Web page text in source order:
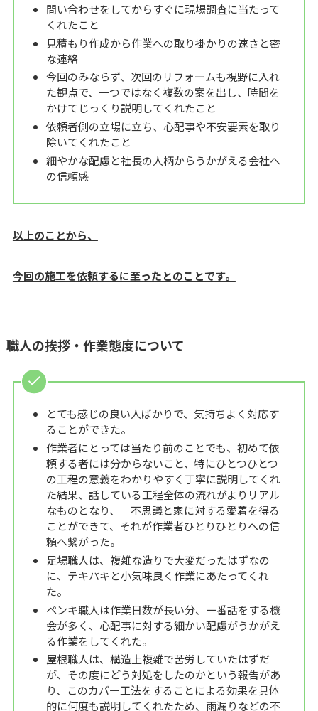
問い合わせをしてからすぐに現場調査に当たって
くれたこと
見積もり作成から作業への取り掛かりの速さと密
な連絡
今回のみならず、次回のリフォームも視野に入れ
た観点で、一つではなく複数の案を出し、時間を
かけてじっくり説明してくれたこと
依頼者側の立場に立ち、心配事や不安要素を取り
除いてくれたこと
細やかな配慮と社長の人柄からうかがえる会社へ
の信頼感
以上のことから、
今回の施工を依頼するに至ったとのことです。
職人の挨拶・作業態度について
とても感じの良い人ばかりで、気持ちよく対応す
ることができた。
作業者にとっては当たり前のことでも、初めて依
頼する者には分からないこと、特にひとつひとつ
の工程の意義をわかりやすく丁寧に説明してくれ
た結果、話している工程全体の流れがよりリアル
なものとなり、 不思議と家に対する愛着を得る
ことができて、それが作業者ひとりひとりへの信
頼へ繋がった。
足場職人は、複雑な造りで大変だったはずなの
に、テキパキと小気味良く作業にあたってくれ
た。
ペンキ職人は作業日数が長い分、一番話をする機
会が多く、心配事に対する細かい配慮がうかがえ
る作業をしてくれた。
屋根職人は、構造上複雑で苦労していたはずだ
が、その度にどう対処をしたのかという報告があ
り、このカバー工法をすることによる効果を具体
的に何度も説明してくれたため、雨漏りなどの不